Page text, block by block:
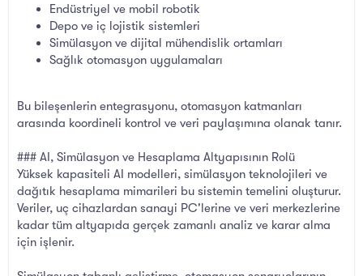
Endüstriyel ve mobil robotik
Depo ve iç lojistik sistemleri
Simülasyon ve dijital mühendislik ortamları
Sağlık otomasyon uygulamaları
Bu bileşenlerin entegrasyonu, otomasyon katmanları
arasında koordineli kontrol ve veri paylaşımına olanak tanır.
### AI, Simülasyon ve Hesaplama Altyapısının Rolü
Yüksek kapasiteli AI modelleri, simülasyon teknolojileri ve
dağıtık hesaplama mimarileri bu sistemin temelini oluşturur.
Veriler, uç cihazlardan sanayi PC'lerine ve veri merkezlerine
kadar tüm altyapıda gerçek zamanlı analiz ve karar alma
için işlenir.